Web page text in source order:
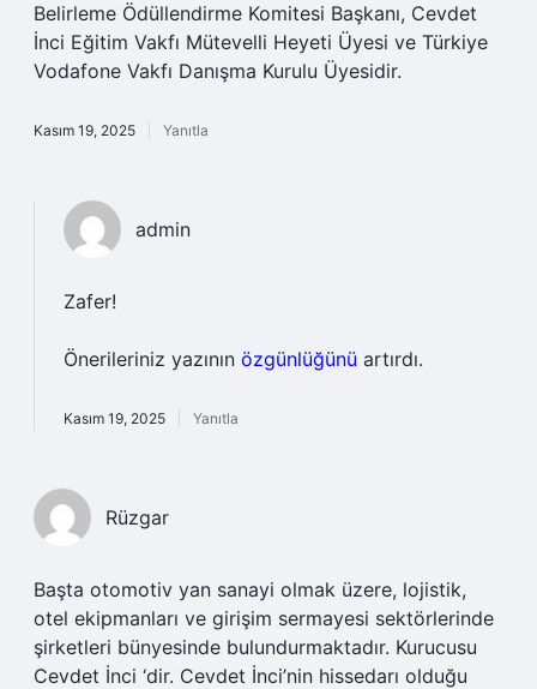
Belirleme Ödüllendirme Komitesi Başkanı, Cevdet
İnci Eğitim Vakfı Mütevelli Heyeti Üyesi ve Türkiye
Vodafone Vakfı Danışma Kurulu Üyesidir.
Kasım 19, 2025 Yanıtla
admin
Zafer!
Önerileriniz yazının özgünlüğünü artırdı.
Kasım 19, 2025 Yanıtla
Rüzgar
Başta otomotiv yan sanayi olmak üzere, lojistik,
otel ekipmanları ve girişim sermayesi sektörlerinde
şirketleri bünyesinde bulundurmaktadır. Kurucusu
Cevdet İnci ‘dir. Cevdet İnci’nin hissedarı olduğu